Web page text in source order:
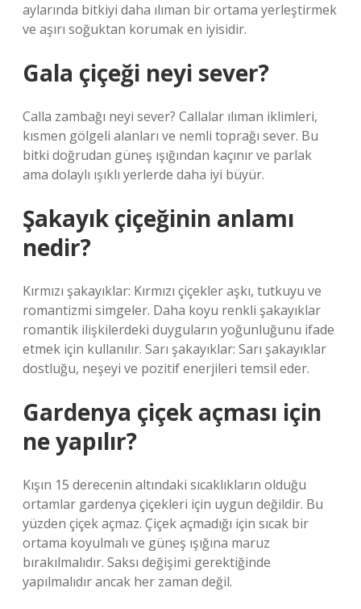
aylarında bitkiyi daha ılıman bir ortama yerleştirmek
ve aşırı soğuktan korumak en iyisidir.
Gala çiçeği neyi sever?
Calla zambağı neyi sever? Callalar ılıman iklimleri,
kısmen gölgeli alanları ve nemli toprağı sever. Bu
bitki doğrudan güneş ışığından kaçınır ve parlak
ama dolaylı ışıklı yerlerde daha iyi büyür.
Şakayık çiçeğinin anlamı
nedir?
Kırmızı şakayıklar: Kırmızı çiçekler aşkı, tutkuyu ve
romantizmi simgeler. Daha koyu renkli şakayıklar
romantik ilişkilerdeki duyguların yoğunluğunu ifade
etmek için kullanılır. Sarı şakayıklar: Sarı şakayıklar
dostluğu, neşeyi ve pozitif enerjileri temsil eder.
Gardenya çiçek açması için
ne yapılır?
Kışın 15 derecenin altındaki sıcaklıkların olduğu
ortamlar gardenya çiçekleri için uygun değildir. Bu
yüzden çiçek açmaz. Çiçek açmadığı için sıcak bir
ortama koyulmalı ve güneş ışığına maruz
bırakılmalıdır. Saksı değişimi gerektiğinde
yapılmalıdır ancak her zaman değil.